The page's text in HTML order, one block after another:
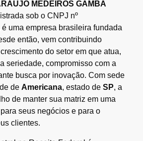
MEDEIROS GAMBA
sob o CNPJ nº
é uma empresa brasileira fundada
então, vem contribuindo
do setor em que atua,
seriedade, compromisso com a
busca por inovação. Com sede
de Americana, estado de SP, a
de manter sua matriz em uma
seus negócios e para o
clientes.